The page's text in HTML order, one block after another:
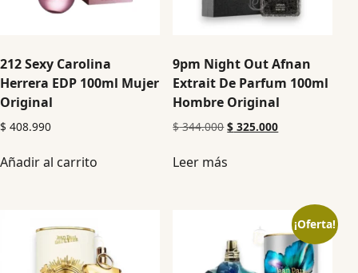
212 Sexy Carolina
Herrera EDP 100ml Mujer
Original
$ 408.990
Añadir al carrito
9pm Night Out Afnan
Extrait De Parfum 100ml
Hombre Original
$344.000 $ 325.000
Leer más
¡Oferta!